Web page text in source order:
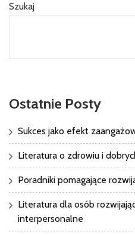
Szukaj
Ostatnie Posty
Sukces jako efekt
Literatura o zdrowiu i
Poradniki pomagające
Literatura dla osób
interpersonalne